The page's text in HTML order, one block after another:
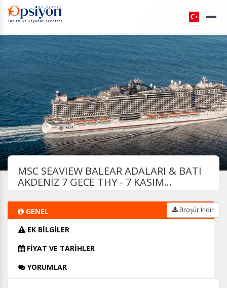
MSC SEAVIEW BALEAR ADALARI & BATI
AKDENİZ 7 GECE THY - 7 KASIM...
GENEL
EK BİLGİLER
FİYAT VE TARİHLER
YORUMLAR
Broşür İndir